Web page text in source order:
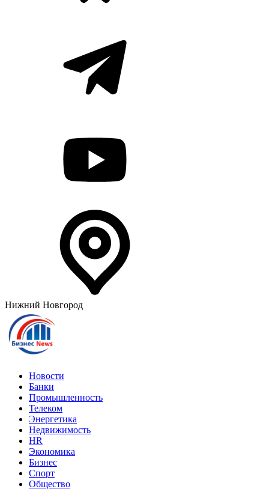
Нижний Новгород
Новости
Банки
Промышленность
Телеком
Энергетика
Недвижимость
HR
Экономика
Бизнес
Спорт
Общество